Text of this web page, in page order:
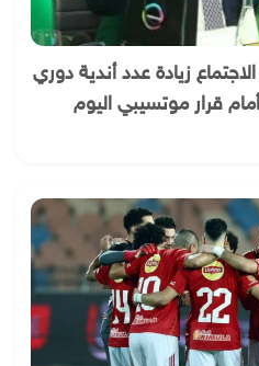
زيادة عدد أندية دوري
قرار موتسيبي اليوم